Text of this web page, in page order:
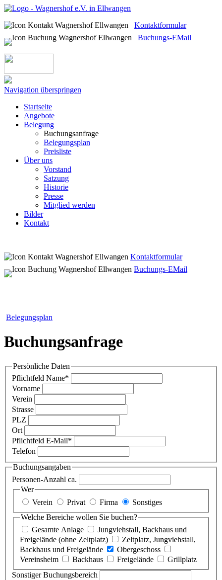
Kontaktformular
Buchungs-EMail
Navigation überspringen
Startseite
Angebote
Belegung
Buchungsanfrage
Belegungsplan
Preisliste
Über uns
Vorstand
Satzung
Historie
Presse
Mitglied werden
Bilder
Kontakt
Kontaktformular
Buchungs-EMail
Belegungsplan
Buchungsanfrage
Persönliche Daten
Pflichtfeld Name*
Vorname
Verein
Strasse
PLZ
Ort
Pflichtfeld E-Mail*
Telefon
Buchungsangaben
Personen-Anzahl ca.
Wer
Verein
Privat Firma
Sonstiges
Welche Bereiche wollen Sie buchen?
Gesamte Anlage
Jungviehstall, Backhaus und
Freigelände (ohne Zeltplatz)
Zeltplatz, Jungviehstall,
Backhaus und Freigelände
Obergeschoss
Vereinsheim
Backhaus Freigelände
Grillplatz
Sonstiger Buchungsbereich